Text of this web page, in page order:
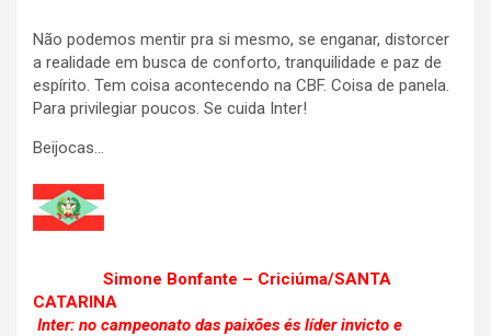
Não podemos mentir pra si mesmo, se enganar, distorcer
a realidade em busca de conforto, tranquilidade e paz de
espírito. Tem coisa acontecendo na CBF. Coisa de panela.
Para privilegiar poucos. Se cuida Inter!
Beijocas…
Simone Bonfante – Criciúma/SANTA
CATARINA
Inter: no campeonato das paixões és líder invicto e